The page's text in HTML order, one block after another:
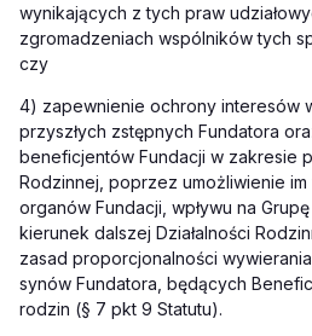
wynikających z tych praw
zgromadzeniach wspólników tych
czy
4) zapewnienie ochrony interesów
przyszłych zstępnych Fundatora
beneficjentów Fundacji w zakresie
Rodzinnej, poprzez umożliwienie
organów Fundacji, wpływu na
kierunek dalszej Działalności
zasad proporcjonalności
synów Fundatora, będących
rodzin (§ 7 pkt 9 Statutu).